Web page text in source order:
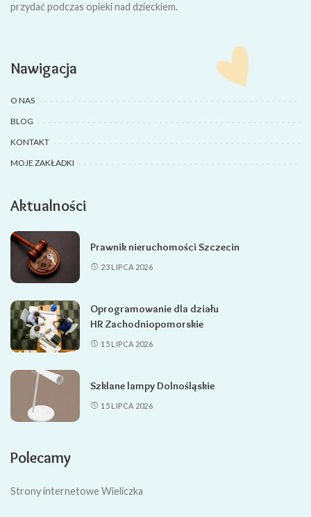
przydać podczas opieki nad dzieckiem.
Nawigacja
O NAS
BLOG
KONTAKT
MOJE ZAKŁADKI
Aktualności
Prawnik nieruchomości Szczecin
23 LIPCA 2026
Oprogramowanie dla działu
HR Zachodniopomorskie
15 LIPCA 2026
Szklane lampy Dolnośląskie
15 LIPCA 2026
Polecamy
Strony internetowe Wieliczka